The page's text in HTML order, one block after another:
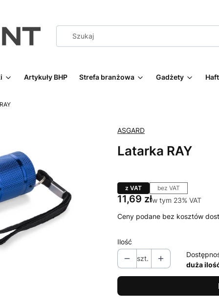
Artykuły BHP Strefa branżowa Gadżety
ASGARD
Latarka RAY
z VAT bez VAT
Cena
11,69 złw tym 23% VAT
w tym 23% VAT
Ceny podane bez kosztów
Ilość
szt.
duża